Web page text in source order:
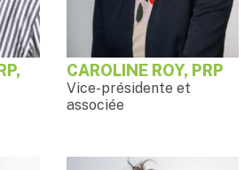
CAROLINE ROY, PRP
Vice-présidente et
associée